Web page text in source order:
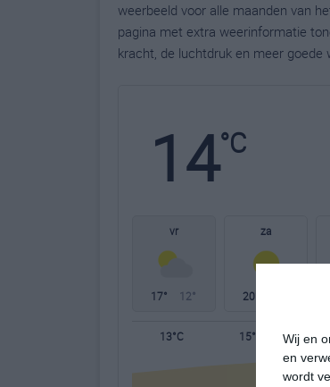
Wij en
en
wordt
weerbeeld voor alle maanden van
pagina met extra weerinformatie
kracht, de luchtdruk en meer goede
14°C
vr
17° 12°
za
20°
13°C 15°C